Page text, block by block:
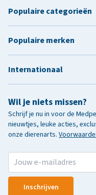
Wil je niets missen?
Schrijf je nu in voor de
nieuwtjes, leuke acties,
onze dierenarts.
Inschrijven
Populaire categorieën
Populaire merken
Internationaal